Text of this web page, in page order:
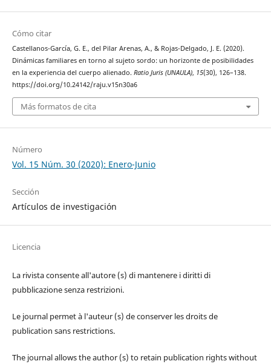
Cómo citar
Castellanos-García, G. E., del Pilar Arenas, A., & Rojas-Delgado, J. E. (2020).
Dinámicas familiares en torno al sujeto sordo: un horizonte de posibilidades
en la experiencia del cuerpo alienado. Ratio Juris (UNAULA), 15(30), 126–138.
https://doi.org/10.24142/raju.v15n30a6
Más formatos de cita
Número
Vol. 15 Núm. 30 (2020): Enero-Junio
Sección
Artículos de investigación
Licencia
La rivista consente all'autore (s) di mantenere i diritti di
pubblicazione senza restrizioni.
Le journal permet à l'auteur (s) de conserver les droits de
publication sans restrictions.
The journal allows the author (s) to retain publication rights without